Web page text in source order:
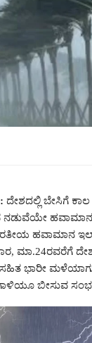
ದೇಶದಲ್ಲಿ ಬೇಸಿಗೆ
ನಡುವೆಯೇ
ಹವಾಮಾನ
ಮಾ.24ರವರೆಗೆ
ಸಹಿತ ಭಾರೀ
ಬೀಸುವ